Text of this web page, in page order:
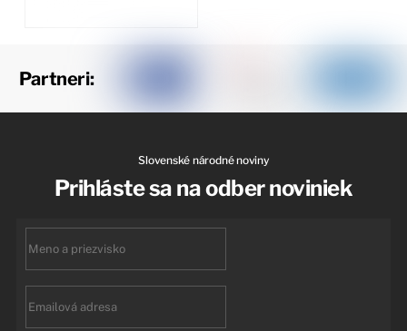
Partneri:
Slovenské národné noviny
Prihláste sa na odber noviniek